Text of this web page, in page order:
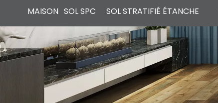
MAISON SOL SPC SOL STRATIFIÉ ÉTANCHE